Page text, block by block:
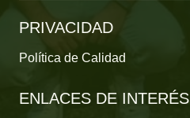
PRIVACIDAD
Política de Calidad
ENLACES DE INTERÉS